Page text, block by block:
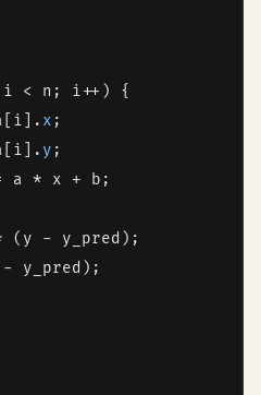
< n; i++) {
x ;
y ;
a * x + b;
(y - y_pred);
y_pred);